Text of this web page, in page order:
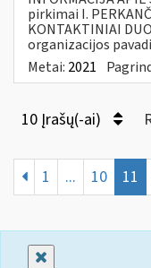
pirkimai I.
KONTAKTINIAI
organizacijos
Metai: 2021
10 Įrašų(-ai)
1 ... 10 11